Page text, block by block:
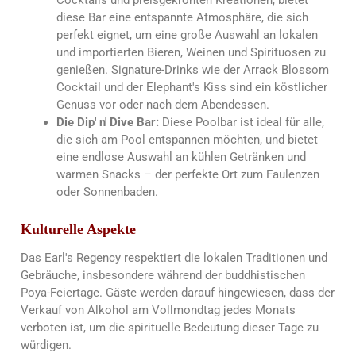
diese Bar eine entspannte Atmosphäre, die sich
perfekt eignet, um eine große Auswahl an lokalen
und importierten Bieren, Weinen und Spirituosen zu
genießen. Signature-Drinks wie der Arrack Blossom
Cocktail und der Elephant's Kiss sind ein köstlicher
Genuss vor oder nach dem Abendessen.
Die Dip' n' Dive Bar: Diese Poolbar ist ideal für alle,
die sich am Pool entspannen möchten, und bietet
eine endlose Auswahl an kühlen Getränken und
warmen Snacks – der perfekte Ort zum Faulenzen
oder Sonnenbaden.
Kulturelle Aspekte
Das Earl's Regency respektiert die lokalen Traditionen und
Gebräuche, insbesondere während der buddhistischen
Poya-Feiertage. Gäste werden darauf hingewiesen, dass der
Verkauf von Alkohol am Vollmondtag jedes Monats
verboten ist, um die spirituelle Bedeutung dieser Tage zu
würdigen.